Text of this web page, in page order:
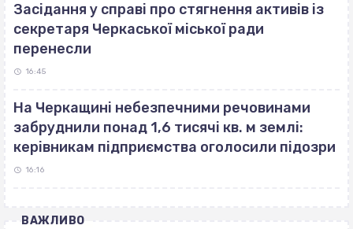
Засідання у справі про стягнення активів із
секретаря Черкаської міської ради
перенесли
16:45
На Черкащині небезпечними речовинами
забруднили понад 1,6 тисячі кв. м землі:
керівникам підприємства оголосили підозри
16:16
ВАЖЛИВО